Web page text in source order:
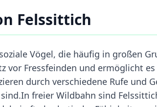
Felssittich
Vögel, die häufig in großen
vor Fressfeinden und ermöglicht
durch verschiedene Rufe und
freier Wildbahn sind